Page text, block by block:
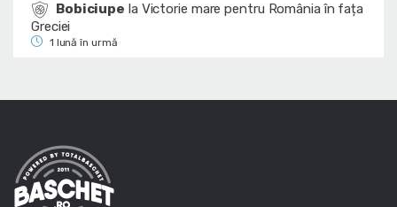
Bobiciupe la Victorie mare pentru România în fața
Greciei
1 lună în urmă